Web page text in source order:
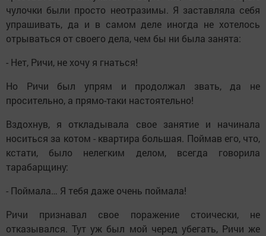
чулочки были просто неотразимы. Я заставляла себя
упрашивать, да и в самом деле иногда не хотелось
отрываться от своего дела, чем бы ни была занята:
- Нет, Ричи, не хочу я гнаться!
Но Ричи был упрям и продолжал звать, да не
просительно, а прямо-таки настоятельно!
Вздохнув, я откладывала свое занятие и начинала
носиться за котом - квартира большая. Поймав его, что,
кстати, было нелегким делом, всегда говорила
тарабарщину:
- Поймала… Я тебя даже очень поймала!
Ричи признавал свое поражение стоически, не
отказывался. Тут уж был мой черед убегать, Ричи же